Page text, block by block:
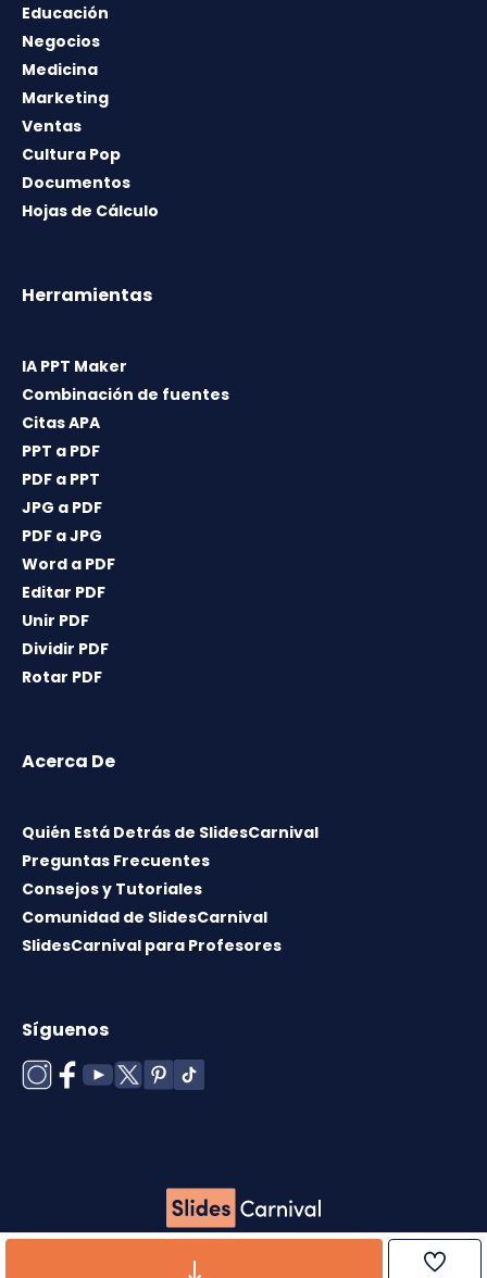
Educación
Negocios
Medicina
Marketing
Ventas
Cultura Pop
Documentos
Hojas de Cálculo
Herramientas
IA PPT Maker
Combinación de fuentes
Citas APA
PPT a PDF
PDF a PPT
JPG a PDF
PDF a JPG
Word a PDF
Editar PDF
Unir PDF
Dividir PDF
Rotar PDF
Acerca De
Quién Está Detrás de SlidesCarnival
Preguntas Frecuentes
Consejos y Tutoriales
Comunidad de SlidesCarnival
SlidesCarnival para Profesores
Síguenos
Copyright © 2026 ·Término de uso·Licencia de